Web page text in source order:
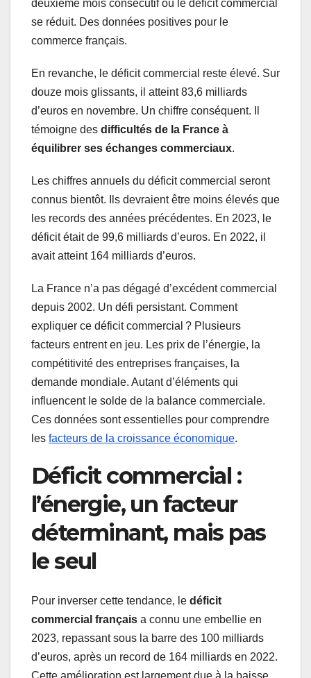
deuxième mois consécutif où le déficit commercial
se réduit. Des données positives pour le
commerce français.
En revanche, le déficit commercial reste élevé. Sur
douze mois glissants, il atteint 83,6 milliards
d’euros en novembre. Un chiffre conséquent. Il
témoigne des difficultés de la France à
équilibrer ses échanges commerciaux.
Les chiffres annuels du déficit commercial seront
connus bientôt. Ils devraient être moins élevés que
les records des années précédentes. En 2023, le
déficit était de 99,6 milliards d’euros. En 2022, il
avait atteint 164 milliards d’euros.
La France n’a pas dégagé d’excédent commercial
depuis 2002. Un défi persistant. Comment
expliquer ce déficit commercial ? Plusieurs
facteurs entrent en jeu. Les prix de l’énergie, la
compétitivité des entreprises françaises, la
demande mondiale. Autant d’éléments qui
influencent le solde de la balance commerciale.
Ces données sont essentielles pour comprendre
les facteurs de la croissance économique.
Déficit commercial :
l’énergie, un facteur
déterminant, mais pas
le seul
Pour inverser cette tendance, le déficit
commercial français a connu une embellie en
2023, repassant sous la barre des 100 milliards
d’euros, après un record de 164 milliards en 2022.
Cette amélioration est largement due à la baisse